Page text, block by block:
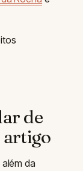
de
artigo
da